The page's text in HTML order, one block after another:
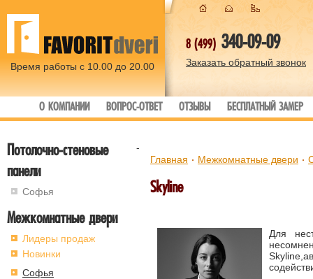
Время работы с 10.00 до 20.00
8 (499) 340-09-09
Заказать обратный звонок
О КОМПАНИИ ВОПРОС-ОТВЕТ ОТЗЫВЫ БЕСПЛАТНЫЙ ЗАМЕР
-
Потолочно-стеновые
панели
Софья
Межкомнатные двери
Лидеры продаж
Новинки
Софья
Главная Межкомнатные двери
Skyline
Для